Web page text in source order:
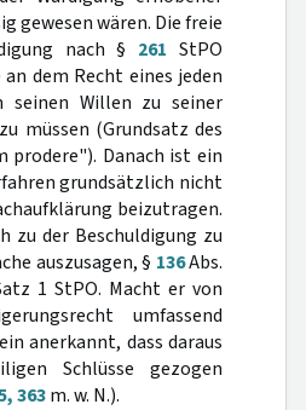
gewesen wären. Die freie
nach § 261 StPO
dem Recht eines jeden
seinen Willen zu seiner
müssen (Grundsatz des
prodere"). Danach ist ein
grundsätzlich nicht
beizutragen.
zu der Beschuldigung zu
auszusagen, § 136Abs.
1 StPO. Macht er von
umfassend
anerkannt, dass daraus
Schlüsse gezogen
363m. w. N.).